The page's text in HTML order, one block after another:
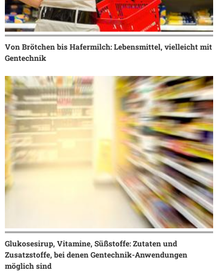
Von Brötchen bis Hafermilch: Lebensmittel, vielleicht mit
Gentechnik
Glukosesirup, Vitamine, Süßstoffe: Zutaten und
Zusatzstoffe, bei denen Gentechnik-Anwendungen
möglich sind